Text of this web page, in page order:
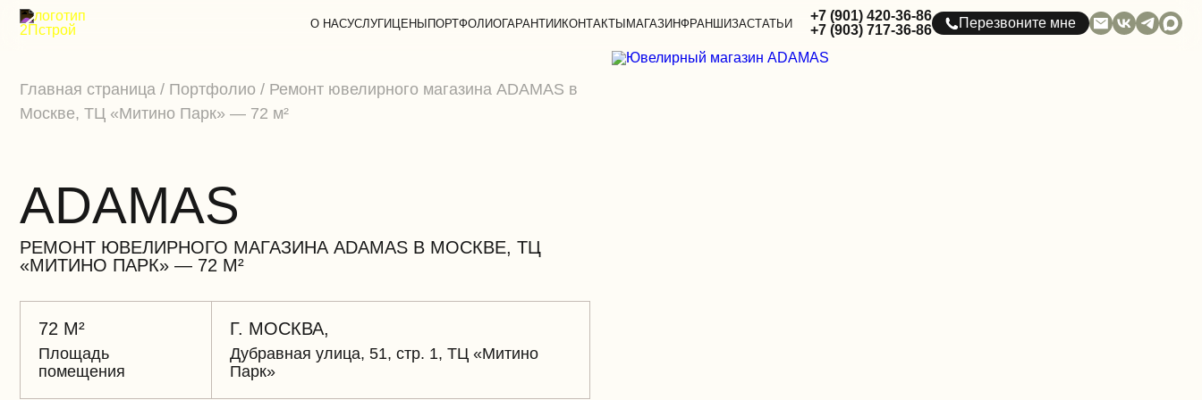
О НАСУСЛУГИЦЕНЫПОРТФОЛИОГАРАНТИИКОНТАКТЫМАГАЗИНФРАНШИЗАСТАТЬИ
+7 (901) 420-36-86
+7 (903) 717-36-86
Перезвоните мне
Главная страница / Портфолио / Ремонт ювелирного магазина ADAMAS в
Москве, ТЦ «Митино Парк» — 72 м²
ADAMAS
РЕМОНТ ЮВЕЛИРНОГО МАГАЗИНА ADAMAS В МОСКВЕ, ТЦ
«МИТИНО ПАРК» — 72 М²
72 М²
Площадь
помещения
Г. МОСКВА,
Дубравная улица, 51, стр. 1, ТЦ «Митино
Парк»